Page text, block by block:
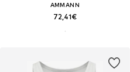
AMMANN
72,41€